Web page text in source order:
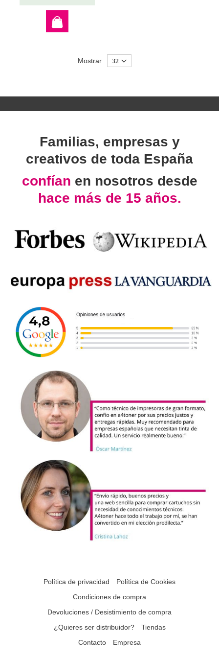
Mostrar
Familias, empresas y
creativos de toda España
confían en nosotros desde
hace más de 15 años.
Política de privacidad
Política de Cookies
Condiciones de compra
Devoluciones / Desistimiento de compra
¿Quieres ser distribuidor?
Tiendas
Contacto
Empresa